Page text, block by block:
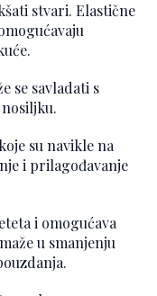
stvari. Elastične
se savladati s
su navikle na
i prilagođavanje
i omogućava
u smanjenju